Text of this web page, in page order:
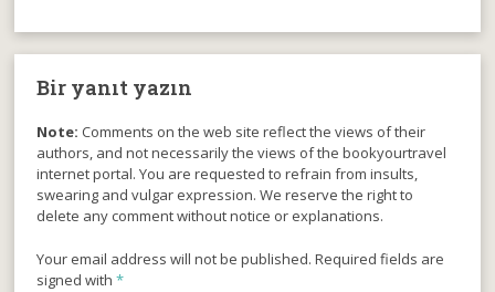
Bir yanıt yazın
Note: Comments on the web site reflect the views of their
authors, and not necessarily the views of the bookyourtravel
internet portal. You are requested to refrain from insults,
swearing and vulgar expression. We reserve the right to
delete any comment without notice or explanations.
Your email address will not be published. Required fields are
signed with*